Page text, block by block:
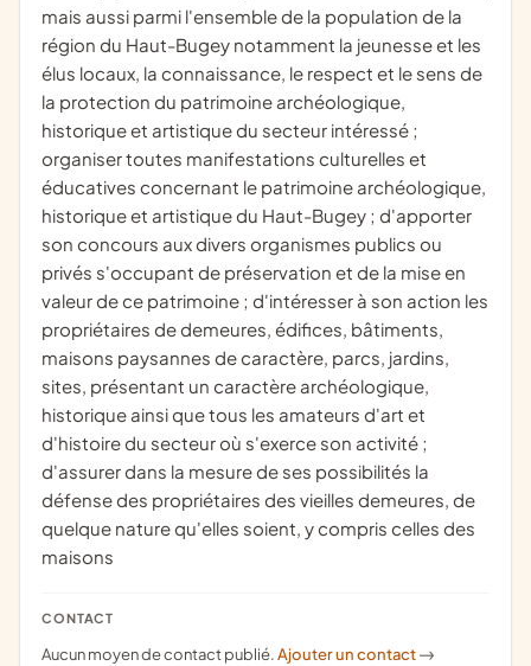
mais aussi parmi l'ensemble de la population de la
région du Haut-Bugey notamment la jeunesse et les
élus locaux, la connaissance, le respect et le sens de
la protection du patrimoine archéologique,
historique et artistique du secteur intéressé ;
organiser toutes manifestations culturelles et
éducatives concernant le patrimoine archéologique,
historique et artistique du Haut-Bugey ; d'apporter
son concours aux divers organismes publics ou
privés s'occupant de préservation et de la mise en
valeur de ce patrimoine ; d'intéresser à son action les
propriétaires de demeures, édifices, bâtiments,
maisons paysannes de caractère, parcs, jardins,
sites, présentant un caractère archéologique,
historique ainsi que tous les amateurs d'art et
d'histoire du secteur où s'exerce son activité ;
d'assurer dans la mesure de ses possibilités la
défense des propriétaires des vieilles demeures, de
quelque nature qu'elles soient, y compris celles des
maisons
CONTACT
Aucun moyen de contact publié.Ajouter un contact ->